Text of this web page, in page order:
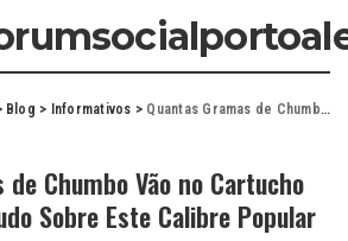
Blog > Informativos > Quantas Gramas de Chumbo Vão no Cartucho 36? Descubra Tudo Sobre Este Calibre Popular
de Chumbo Vão no Cartucho
Sobre Este Calibre Popular